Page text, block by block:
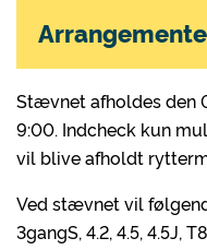
Stævnet afholdes den
9:00. Indcheck kun
vil blive afholdt
Ved stævnet vil
3gangS, 4.2, 4.5, 4.5J,